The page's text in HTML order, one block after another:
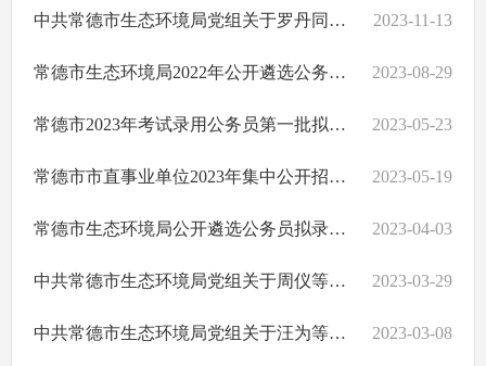
中共常德市生态环境局党组关于罗丹同志职务任免的通知 2023-11-13
常德市生态环境局2022年公开遴选公务员拟录用人员名单公示 2023-08-29
常德市2023年考试录用公务员第一批拟录用人员公示 2023-05-23
常德市市直事业单位2023年集中公开招聘工作人员第一批拟聘用人员名单公示 2023-05-19
常德市生态环境局公开遴选公务员拟录用人员名单公示 2023-04-03
中共常德市生态环境局党组关于周仪等2名同志职务职级任免的通知 2023-03-29
中共常德市生态环境局党组关于汪为等4名同志职务职级任免的通知 2023-03-08